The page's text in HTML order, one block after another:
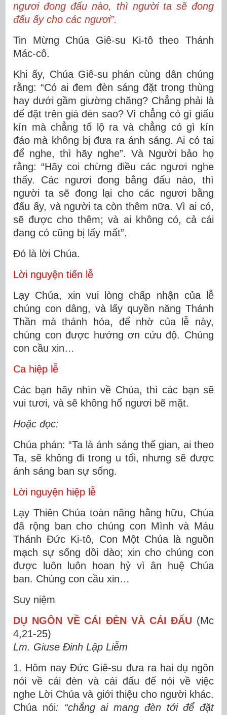
ngươi đong đấu nào, thì người ta sẽ đong
đấu ấy cho các ngươi”.
Tin Mừng Chúa Giê-su Ki-tô theo Thánh
Mác-cô.
Khi ấy, Chúa Giê-su phán cùng dân chúng
rằng: “Có ai đem đèn sáng đặt trong thùng
hay dưới gầm giường chăng? Chẳng phải là
để đặt trên giá đèn sao? Vì chẳng có gì giấu
kín mà chẳng tố lộ ra và chẳng có gì kín
đáo mà không bị đưa ra ánh sáng. Ai có tai
để nghe, thì hãy nghe”. Và Người bảo họ
rằng: “Hãy coi chừng điều các ngươi nghe
thấy. Các ngươi đong bằng đấu nào, thì
người ta sẽ đong lại cho các ngươi bằng
đấu ấy, và người ta còn thêm nữa. Vì ai có,
sẽ được cho thêm; và ai không có, cả cái
đang có cũng bị lấy mất”.
Ðó là lời Chúa.
Lời nguyện tiến lễ
Lạy Chúa, xin vui lòng chấp nhận của lễ
chúng con dâng, và lấy quyền năng Thánh
Thần mà thánh hóa, để nhờ của lễ này,
chúng con được hưởng ơn cứu độ. Chúng
con cầu xin…
Ca hiệp lễ
Các bạn hãy nhìn về Chúa, thì các bạn sẽ
vui tươi, và sẽ không hổ ngươi bẽ mặt.
Hoặc đọc:
Chúa phán: “Ta là ánh sáng thế gian, ai theo
Ta, sẽ không đi trong u tối, nhưng sẽ được
ánh sáng ban sự sống.
Lời nguyện hiệp lễ
Lạy Thiên Chúa toàn năng hằng hữu, Chúa
đã rộng ban cho chúng con Mình và Máu
Thánh Ðức Ki-tô, Con Một Chúa là nguồn
mạch sự sống dồi dào; xin cho chúng con
được luôn luôn hoan hỷ vì ân huệ Chúa
ban. Chúng con cầu xin…
Suy niệm
DỤ NGÔN VỀ CÁI ĐÈN VÀ CÁI ĐẤU (Mc
4,21-25)
Lm. Giuse Đinh Lập Liễm
1. Hôm nay Đức Giê-su đưa ra hai dụ ngôn
nói về cái đèn và cái đấu để nói về việc
nghe Lời Chúa và giới thiệu cho người khác.
Chúa nói: “chẳng ai mang đèn tới để đặt